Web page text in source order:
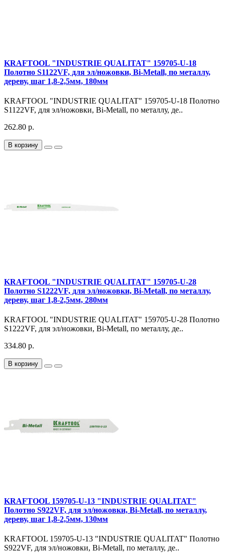
KRAFTOOL "INDUSTRIE QUALITAT" 159705-U-18
Полотно S1122VF, для эл/ножовки, Bi-Metall, по металлу,
дереву, шаг 1,8-2,5мм, 180мм
KRAFTOOL "INDUSTRIE QUALITAT" 159705-U-18 Полотно
S1122VF, для эл/ножовки, Bi-Metall, по металлу, де..
262.80 р.
В корзину
KRAFTOOL "INDUSTRIE QUALITAT" 159705-U-28
Полотно S1222VF, для эл/ножовки, Bi-Metall, по металлу,
дереву, шаг 1,8-2,5мм, 280мм
KRAFTOOL "INDUSTRIE QUALITAT" 159705-U-28 Полотно
S1222VF, для эл/ножовки, Bi-Metall, по металлу, де..
334.80 р.
В корзину
KRAFTOOL 159705-U-13 "INDUSTRIE QUALITAT"
Полотно S922VF, для эл/ножовки, Bi-Metall, по металлу,
дереву, шаг 1,8-2,5мм, 130мм
KRAFTOOL 159705-U-13 "INDUSTRIE QUALITAT" Полотно
S922VF, для эл/ножовки, Bi-Metall, по металлу, де..